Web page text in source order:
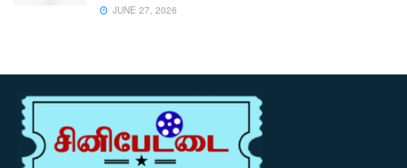
JUNE 27, 2026